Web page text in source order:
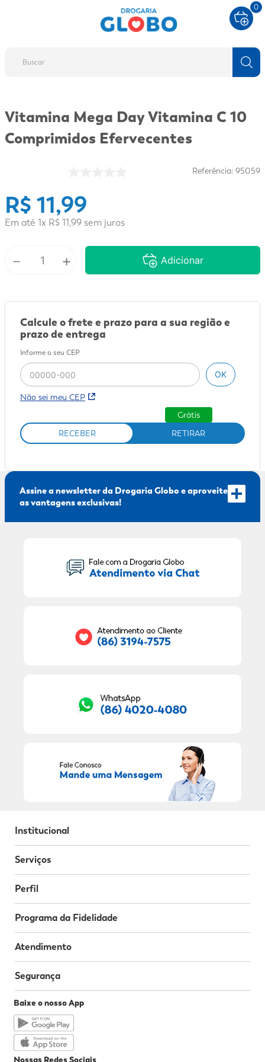
0
Vitamina Mega Day Vitamina C 10
Comprimidos Efervecentes
Referência: 95059
R$ 11,99
Em até 1x R$11,99 sem juros
－ + Adicionar
Calcule o frete e prazo para a sua região e
prazo de entrega
Informe o seu CEP
OK
Não sei meu CEP
RECEBER RETIRAR
Grátis
Assine a newsletter da Drogaria Globo e aproveite
as vantagens exclusivas!
Institucional
Serviços
Perfil
Programa da Fidelidade
Atendimento
Segurança
Baixe o nosso App
Nossas Redes Sociais
1
fralda
2º
protetor solar
5º
dove
6 º
adeforte turbo
8º
10º fralda xg